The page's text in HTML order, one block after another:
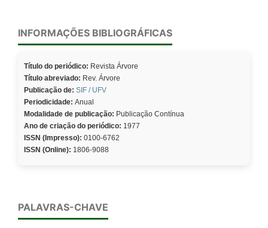
INFORMAÇÕES BIBLIOGRÁFICAS
Título do periódico: Revista Árvore
Título abreviado: Rev. Árvore
Publicação de: SIF / UFV
Periodicidade: Anual
Modalidade de publicação: Publicação Contínua
Ano de criação do periódico: 1977
ISSN (Impresso): 0100-6762
ISSN (Online): 1806-9088
PALAVRAS-CHAVE